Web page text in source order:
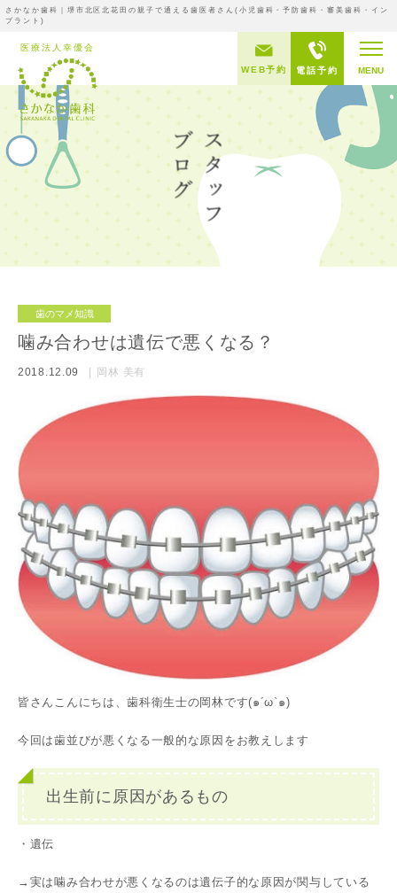
さかなか歯科｜堺市北区北花田の親子で通える歯医者さん(小児歯科・予防歯科・審美歯科・イン
プラント)
MENU
電話予約
WEB予約
歯のマメ知識
噛み合わせは遺伝で悪くなる？
2018.12.09 岡林 美有
皆さんこんにちは、歯科衛生士の岡林です(๑´ω`๑)
今回は歯並びが悪くなる一般的な原因をお教えします
出生前に原因があるもの
・遺伝
→実は噛み合わせが悪くなるのは遺伝子的な原因が関与している